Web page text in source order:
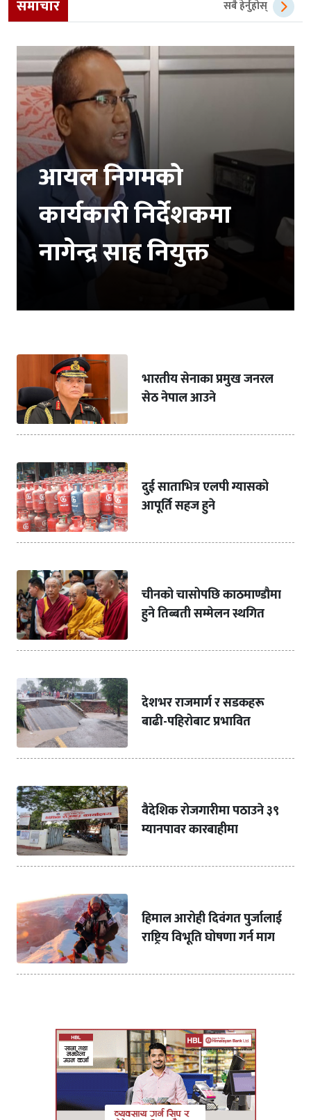
समाचार सबै हेर्नुहोस्
आयल निगमको
कार्यकारी निर्देशकमा
नागेन्द्र साह नियुक्त
भारतीय सेनाका प्रमुख जनरल
सेठ नेपाल आउने
दुई साताभित्र एलपी ग्यासको
आपूर्ति सहज हुने
चीनको चासोपछि काठमाण्डौमा
हुने तिब्बती सम्मेलन स्थगित
देशभर राजमार्ग र सडकहरू
बाढी-पहिरोबाट प्रभावित
वैदेशिक रोजगारीमा पठाउने ३९
म्यानपावर कारबाहीमा
हिमाल आरोही दिवंगत पुर्जालाई
राष्ट्रिय विभूति घोषणा गर्न माग